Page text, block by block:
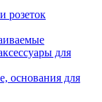
розеток
для
основания для